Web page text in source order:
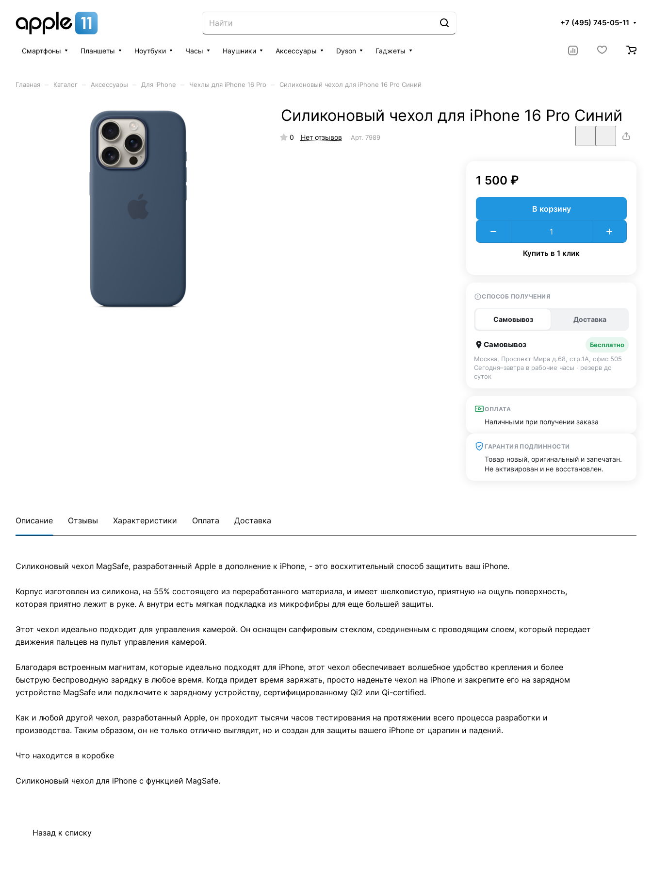
+7 (495) 745-05-11
Смартфоны Планшеты Ноутбуки Часы Наушники Аксессуары Dyson Гаджеты
Главная Каталог Аксессуары Для iPhone Чехлы для iPhone 16 Pro Силиконовый чехол для iPhone 16 Pro Синий
Силиконовый чехол для iPhone 16 Pro Синий
0 Нет отзывов Арт. 7989
1 500 ₽
В корзину
Купить в 1 клик
СПОСОБ ПОЛУЧЕНИЯ
Самовывоз Доставка
Самовывоз
Бесплатно
Москва, Проспект Мира д.68, стр.1А, офис 505
Сегодня–завтра в рабочие часы · резерв до
суток
ОПЛАТА
Наличными при получении заказа
ГАРАНТИЯ ПОДЛИННОСТИ
Товар новый, оригинальный и запечатан.
Не активирован и не восстановлен.
Описание Отзывы Характеристики Оплата Доставка
Силиконовый чехол MagSafe, разработанный Apple в дополнение к iPhone, - это восхитительный способ защитить ваш iPhone.
Корпус изготовлен из силикона, на 55% состоящего из переработанного материала, и имеет шелковистую, приятную на ощупь поверхность,
которая приятно лежит в руке. А внутри есть мягкая подкладка из микрофибры для еще большей защиты.
Этот чехол идеально подходит для управления камерой. Он оснащен сапфировым стеклом, соединенным с проводящим слоем, который передает
движения пальцев на пульт управления камерой.
Благодаря встроенным магнитам, которые идеально подходят для iPhone, этот чехол обеспечивает волшебное удобство крепления и более
быструю беспроводную зарядку в любое время. Когда придет время заряжать, просто наденьте чехол на iPhone и закрепите его на зарядном
устройстве MagSafe или подключите к зарядному устройству, сертифицированному Qi2 или Qi-certified.
Как и любой другой чехол, разработанный Apple, он проходит тысячи часов тестирования на протяжении всего процесса разработки и
производства. Таким образом, он не только отлично выглядит, но и создан для защиты вашего iPhone от царапин и падений.
Что находится в коробке
Силиконовый чехол для iPhone с функцией MagSafe.
Назад к списку